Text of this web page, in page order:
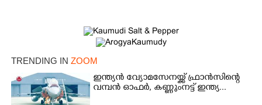
TRENDING IN ZOOM
ഇന്ത്യൻ വ്യോമസേനയ്ക്ക് ഫ്രാൻസിന്റെ
വമ്പൻ ഓഫർ, കണ്ണുംനട്ട് ഇന്ത്യ...
Share this link